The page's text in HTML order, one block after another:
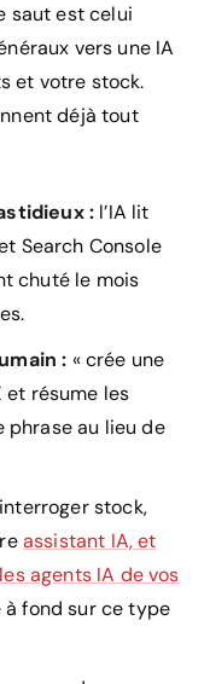
saut est celui
vers une IA
et votre stock.
déjà tout
: l’IA lit
Search Console
chuté le mois
: « crée une
résume les
phrase au lieu de
interroger stock,
assistant IA, et
agents IA de vos
à fond sur ce type